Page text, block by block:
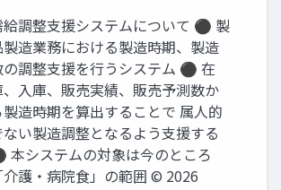
給調整支援システムについて ⚫ 製
製造業務における製造時期、製造
調整支援を行うシステム ⚫ 在
入庫、販売実績、販売予測数か
製造時期を算出することで 属人的
ない製造調整となるよう支援する
本システムの対象は今のところ
介護・病院食」の範囲 © 2026